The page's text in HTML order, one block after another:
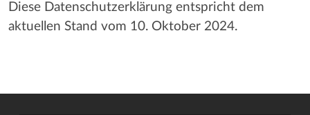
Diese Datenschutzerklärung entspricht dem
aktuellen Stand vom 10. Oktober 2024.